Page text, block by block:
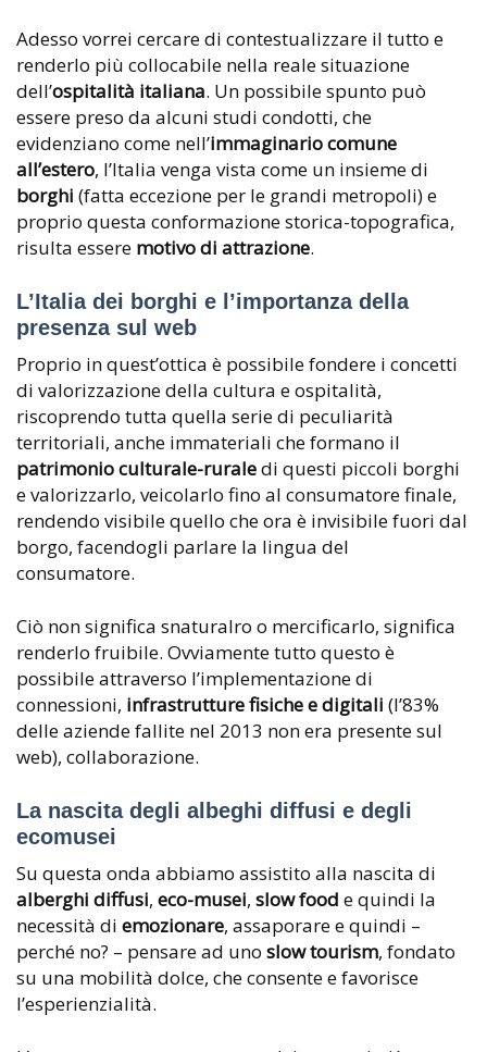
Adesso vorrei cercare di contestualizzare il tutto e
renderlo più collocabile nella reale situazione
dell’ospitalità italiana. Un possibile spunto può
essere preso da alcuni studi condotti, che
evidenziano come nell’immaginario comune
all’estero, l’Italia venga vista come un insieme di
borghi (fatta eccezione per le grandi metropoli) e
proprio questa conformazione storica-topografica,
risulta essere motivo di attrazione.
L’Italia dei borghi e l’importanza della
presenza sul web
Proprio in quest’ottica è possibile fondere i concetti
di valorizzazione della cultura e ospitalità,
riscoprendo tutta quella serie di peculiarità
territoriali, anche immateriali che formano il
patrimonio culturale-ruraledi questi piccoli borghi
e valorizzarlo, veicolarlo fino al consumatore finale,
rendendo visibile quello che ora è invisibile fuori dal
borgo, facendogli parlare la lingua del
consumatore.
Ciò non significa snaturalro o mercificarlo, significa
renderlo fruibile. Ovviamente tutto questo è
possibile attraverso l’implementazione di
connessioni, infrastrutture fisiche e digitali (l’83%
delle aziende fallite nel 2013 non era presente sul
web), collaborazione.
La nascita degli albeghi diffusi e degli
ecomusei
Su questa onda abbiamo assistito alla nascita di
alberghi diffusi, eco-musei, slow food e quindi la
necessità di emozionare, assaporare e quindi –
perché no? – pensare ad uno slow tourism, fondato
su una mobilità dolce, che consente e favorisce
l’esperienzialità.